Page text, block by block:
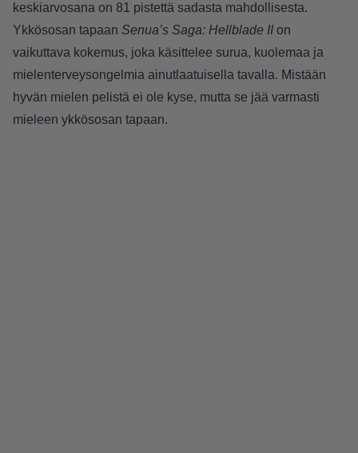
keskiarvosana on 81 pistettä sadasta mahdollisesta.
Ykkösosan tapaan Senua’s Saga: Hellblade II on
vaikuttava kokemus, joka käsittelee surua, kuolemaa ja
mielenterveysongelmia ainutlaatuisella tavalla. Mistään
hyvän mielen pelistä ei ole kyse, mutta se jää varmasti
mieleen ykkösosan tapaan.